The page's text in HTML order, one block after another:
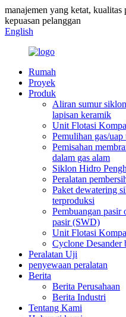
manajemen yang ketat, kualitas
kepuasan pelanggan
English
Rumah
Proyek
Produk
Aliran sumur
lapisan keramik
Unit Flotasi
Pemulihan gas/
Pemisahan
dalam gas alam
Siklon Hidro
Peralatan
Paket dewatering
terproduksi
Pembuangan
pasir (SWD)
Unit Flotasi
Cyclone Desander
Peralatan Uji
penyewaan peralatan
Berita
Berita Perusahaan
Berita Industri
Tentang Kami